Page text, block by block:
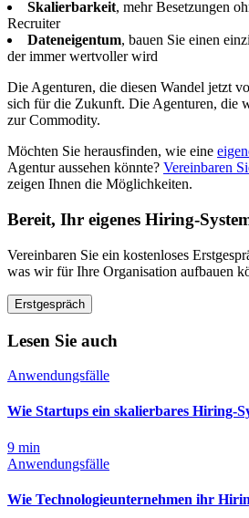
Skalierbarkeit, mehr Besetzungen
Recruiter
Dateneigentum, bauen Sie einen
der immer wertvoller wird
Die Agenturen, die diesen Wandel jetzt
sich für die Zukunft. Die Agenturen, die
zur Commodity.
Möchten Sie herausfinden, wie eine
Agentur aussehen könnte? Vereinbaren
zeigen Ihnen die Möglichkeiten.
Bereit, Ihr eigenes Hiring-
Vereinbaren Sie ein kostenloses
was wir für Ihre Organisation aufbauen
Erstgespräch
Lesen Sie auch
Anwendungsfälle
Wie Startups ein skalierbares Hiring-
9 min
Anwendungsfälle
Wie Technologieunternehmen ihr